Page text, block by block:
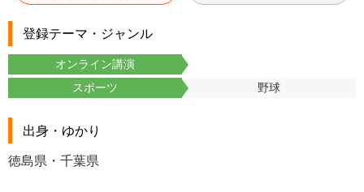
登録テーマ・ジャンル
オンライン講演
スポーツ
野球
出身・ゆかり
徳島県・千葉県